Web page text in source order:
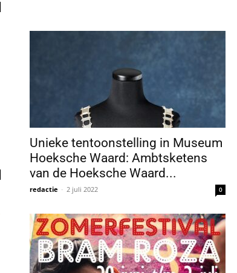
Unieke tentoonstelling in Museum
Hoeksche Waard: Ambtsketens
van de Hoeksche Waard...
redactie - 2 juli 2022 0